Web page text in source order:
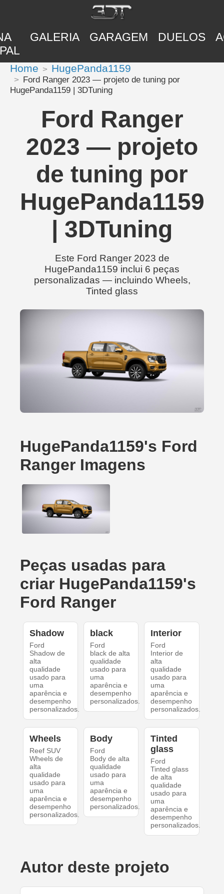
GALERIA GARAGEM DUELOS
Home HugePanda1159
Ford Ranger 2023 — projeto de tuning por
HugePanda1159 | 3DTuning
Ford Ranger
2023 — projeto
de tuning por
HugePanda1159
| 3DTuning
Este Ford Ranger 2023 de
HugePanda1159 inclui 6 peças
personalizadas — incluindo Wheels,
Tinted glass
HugePanda1159's Ford
Ranger Imagens
Peças usadas para
criar HugePanda1159's
Ford Ranger
Shadow
Ford
Shadow de
alta
qualidade
usado para
uma
aparência e
desempenho
personalizados.
black
Ford
black de alta
qualidade
usado para
uma
aparência e
desempenho
personalizados.
Interior
Ford
Interior de
alta
qualidade
usado para
uma
aparência e
desempenho
personalizados.
Wheels
Reef SUV
Wheels de
alta
qualidade
usado para
uma
aparência e
desempenho
personalizados.
Body
Ford
Body de alta
qualidade
usado para
uma
aparência e
desempenho
personalizados.
Tinted
glass
Ford
Tinted glass
de alta
qualidade
usado para
uma
aparência e
desempenho
personalizados.
Autor deste projeto